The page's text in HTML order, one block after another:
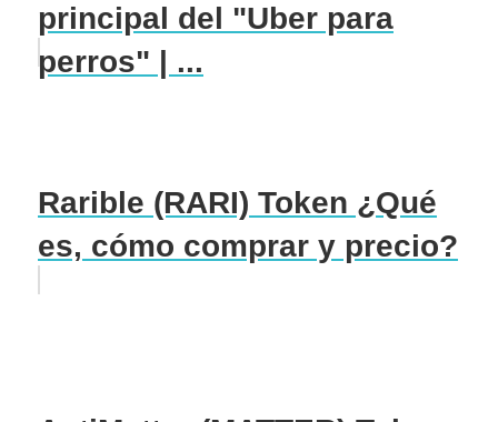
principal del "Uber para
perros" | ...
Rarible (RARI) Token ¿Qué
es, cómo comprar y precio?